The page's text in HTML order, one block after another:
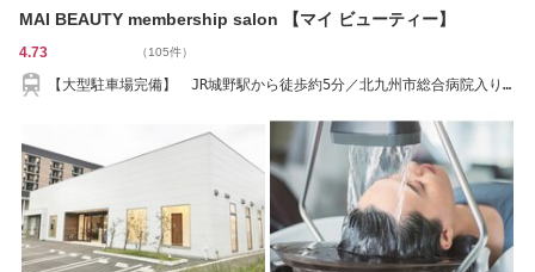
MAI BEAUTY membership salon 【マイ ビューティー】
4.73 （105件）
【大型駐車場完備】 JR城野駅から徒歩約5分／北九州市総合病院入り